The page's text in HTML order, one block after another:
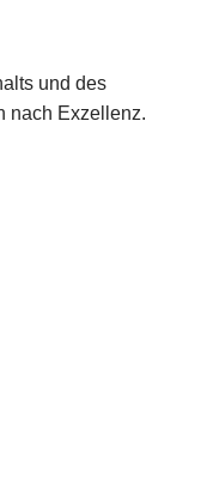
und des
nach Exzellenz.